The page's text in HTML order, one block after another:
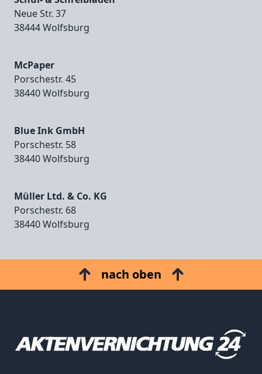
Neue Str. 37
38444 Wolfsburg
McPaper
Porschestr. 45
38440 Wolfsburg
Blue Ink GmbH
Porschestr. 58
38440 Wolfsburg
Müller Ltd. & Co. KG
Porschestr. 68
38440 Wolfsburg
nach oben